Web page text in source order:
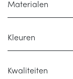
Materialen
Kleuren
Kwaliteiten